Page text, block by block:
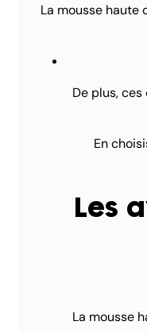
La mousse
De plus, ces
En
Les
La mousse